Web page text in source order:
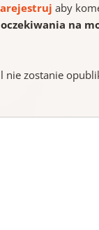
aby
oczekiwania na
nie zostanie